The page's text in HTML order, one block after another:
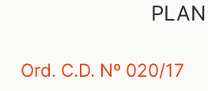
Ord. C.D. Nº 020/17